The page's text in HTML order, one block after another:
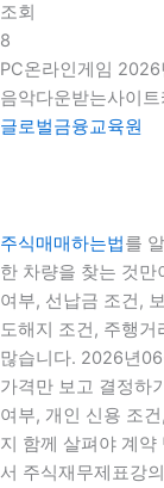
조회
8
PC온라인게임
음악다운받는사이
글로벌금융교육원
주식매매하는법를
한 차량을 찾는 것
여부, 선납금 조건,
도해지 조건, 주행
많습니다. 2026년
가격만 보고 결정하
여부, 개인 신용 조
지 함께 살펴야 계약
서 주식재무제표강